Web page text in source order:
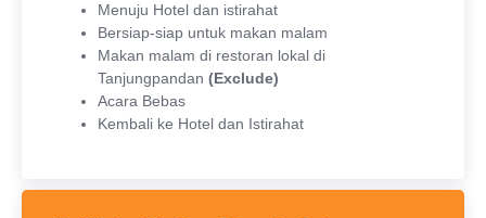
Menuju Hotel dan istirahat
Bersiap-siap untuk makan malam
Makan malam di restoran lokal di
Tanjungpandan (Exclude)
Acara Bebas
Kembali ke Hotel dan Istirahat